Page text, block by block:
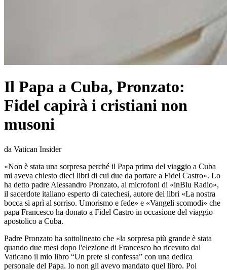
Il Papa a Cuba, Pronzato:
Fidel capirà i cristiani non
musoni
da Vatican Insider
«Non è stata una sorpresa perché il Papa prima del viaggio a Cuba
mi aveva chiesto dieci libri di cui due da portare a Fidel Castro». Lo
ha detto padre Alessandro Pronzato, ai microfoni di «inBlu Radio»,
il sacerdote italiano esperto di catechesi, autore dei libri «La nostra
bocca si aprì al sorriso. Umorismo e fede» e «Vangeli scomodi» che
papa Francesco ha donato a Fidel Castro in occasione del viaggio
apostolico a Cuba.
Padre Pronzato ha sottolineato che «la sorpresa più grande è stata
quando due mesi dopo l'elezione di Francesco ho ricevuto dal
Vaticano il mio libro “Un prete si confessa” con una dedica
personale del Papa. Io non gli avevo mandato quel libro. Poi